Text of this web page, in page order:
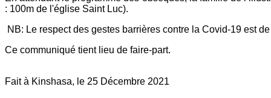
: 100m de l'église Saint Luc).
NB: Le respect des gestes barrières contre la Covid-19 est
Ce communiqué tient lieu de faire-part.
Fait à Kinshasa, le 25 Décembre 2021